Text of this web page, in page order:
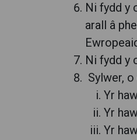
Ni fydd y
arall â
Ni fydd y
Sylwer,
Yr
Yr
Yr